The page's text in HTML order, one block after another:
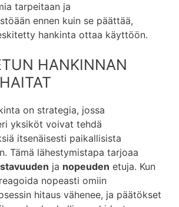
tarpeitaan ja
ennen kuin se päättää,
hankinta ottaa käyttöön.
HANKINNAN
on strategia, jossa
yksiköt voivat tehdä
itsenäisesti paikallisista
Tämä lähestymistapa tarjoaa
ja nopeuden etuja. Kun
nopeasti omiin
hitaus vähenee, ja päätökset